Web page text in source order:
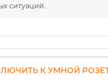
ситуаций.
К УМНОЙ